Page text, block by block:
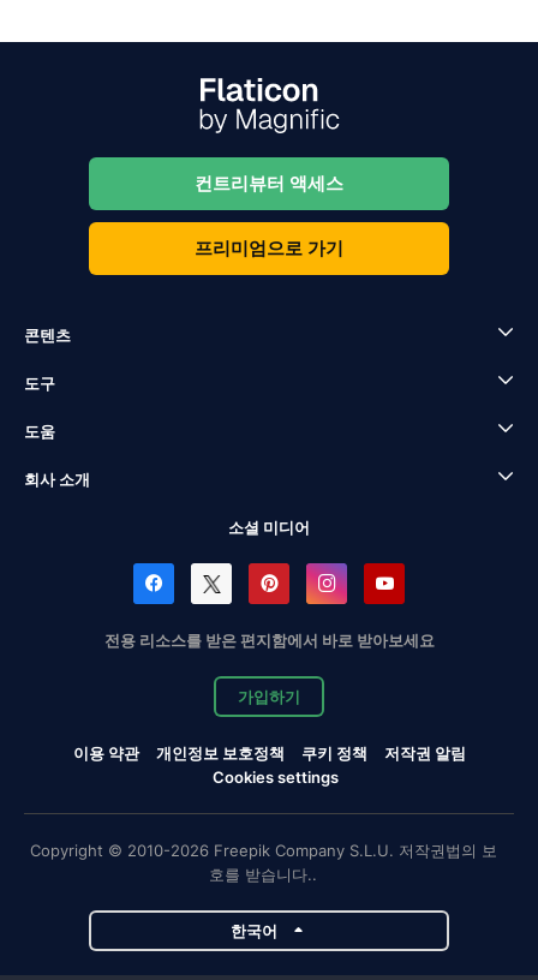
컨트리뷰터 액세스
프리미엄으로 가기
콘텐츠
도구
도움
회사 소개
소셜 미디어
전용 리소스를 받은 편지함에서 바로 받아보세요
가입하기
이용 약관 개인정보 보호정책 쿠키 정책
저작권 알림
Cookies settings
Copyright © 2010-2026 Freepik Company S.L.U. 저작권법의 보
호를 받습니다..
한국어